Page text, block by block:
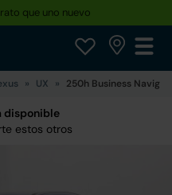
que uno nuevo
UX 250h Business
disponible
estos otros